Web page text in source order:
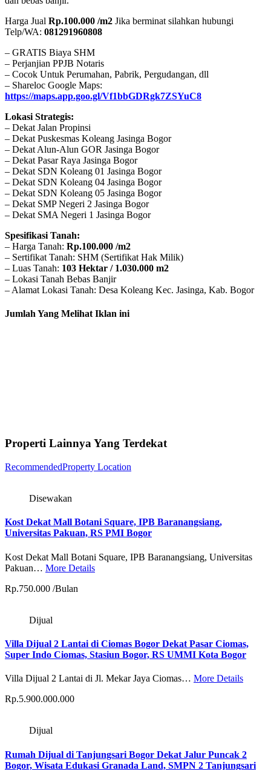
Harga Jual Rp.100.000 /m2 Jika berminat silahkan hubungi
Telp/WA: 081291960808
– GRATIS Biaya SHM
– Perjanjian PPJB Notaris
– Cocok Untuk Perumahan, Pabrik, Pergudangan, dll
– Shareloc Google Maps:
https://maps.app.goo.gl/Vf1bbGDRgk7ZSYuC8
Lokasi Strategis:
– Dekat Jalan Propinsi
– Dekat Puskesmas Koleang Jasinga Bogor
– Dekat Alun-Alun GOR Jasinga Bogor
– Dekat Pasar Raya Jasinga Bogor
– Dekat SDN Koleang 01 Jasinga Bogor
– Dekat SDN Koleang 04 Jasinga Bogor
– Dekat SDN Koleang 05 Jasinga Bogor
– Dekat SMP Negeri 2 Jasinga Bogor
– Dekat SMA Negeri 1 Jasinga Bogor
Spesifikasi Tanah:
– Harga Tanah: Rp.100.000 /m2
– Sertifikat Tanah: SHM (Sertifikat Hak Milik)
– Luas Tanah: 103 Hektar / 1.030.000 m2
– Lokasi Tanah Bebas Banjir
– Alamat Lokasi Tanah: Desa Koleang Kec. Jasinga, Kab. Bogor
Jumlah Yang Melihat Iklan ini
Properti Lainnya Yang Terdekat
RecommendedProperty Location
Disewakan
Kost Dekat Mall Botani Square, IPB Baranangsiang,
Universitas Pakuan, RS PMI Bogor
Kost Dekat Mall Botani Square, IPB Baranangsiang, Universitas
Pakuan… More Details
Rp.750.000 /Bulan
Dijual
Villa Dijual 2 Lantai di Ciomas Bogor Dekat Pasar Ciomas,
Super Indo Ciomas, Stasiun Bogor, RS UMMI Kota Bogor
Villa Dijual 2 Lantai di Jl. Mekar Jaya Ciomas… More Details
Rp.5.900.000.000
Dijual
Rumah Dijual di Tanjungsari Bogor Dekat Jalur Puncak 2
Bogor, Wisata Edukasi Granada Land, SMPN 2 Tanjungsari